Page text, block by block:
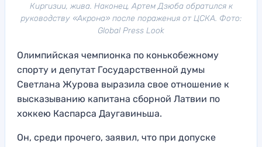
Киргизии, жива. Наконец, Артем Дзюба обратился к
руководству «Акрона» после поражения от ЦСКА. Фото:
Global Press Look
Олимпийская чемпионка по конькобежному
спорту и депутат Государственной думы
Светлана Журова выразила свое отношение к
высказыванию капитана сборной Латвии по
хоккею Каспарса Даугавиньша.
Он, среди прочего, заявил, что при допуске